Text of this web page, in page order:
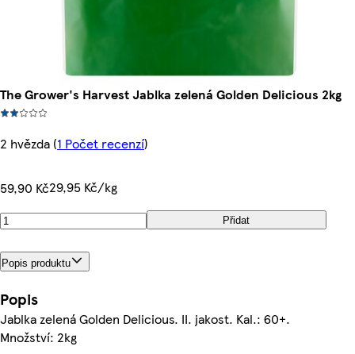
The Grower's Harvest Jablka zelená Golden Delicious 2kg
2 hvězda (1 Počet recenzí)
59,90 Kč29,95 Kč/kg
Přidat
Popis produktu
Popis
Jablka zelená Golden Delicious. II. jakost. Kal.: 60+.
Množství: 2kg